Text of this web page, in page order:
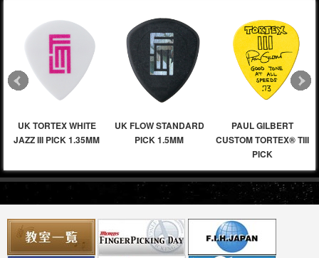
UK TORTEX WHITE
JAZZ III PICK 1.35MM
UK FLOW STANDARD
PICK 1.5MM
PAUL GILBERT
CUSTOM TORTEX® TIII
PICK